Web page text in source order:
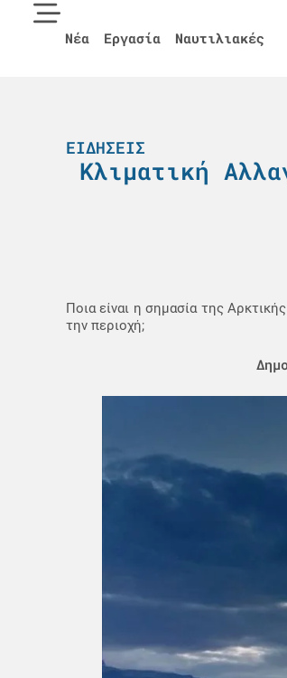
Νέα Εργασία Ναυτιλιακές
ΕΙΔΉΣΕΙΣ
Κλιματική
Ποια είναι η σημασία της
την περιοχή;